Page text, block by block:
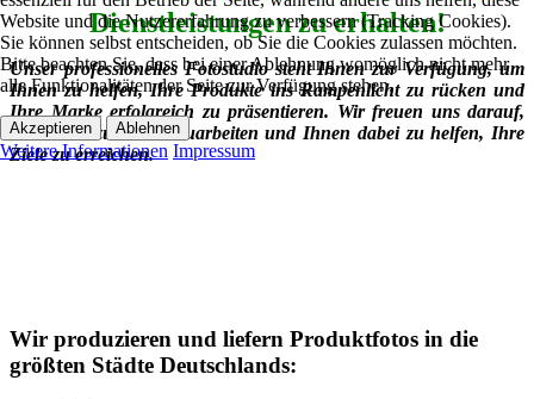
Dienstleistungen zu erhalten!
Unser professionelles Fotostudio steht Ihnen zur Verfügung, um
Ihnen zu helfen, Ihre Produkte ins Rampenlicht zu rücken und
Ihre Marke erfolgreich zu präsentieren. Wir freuen uns darauf,
mit Ihnen zusammenzuarbeiten und Ihnen dabei zu helfen, Ihre
Ziele zu erreichen.
Wir produzieren und liefern Produktfotos in die
größten Städte Deutschlands:
Website und die Nutzererfahrung zu verbessern (Tracking Cookies).
Sie können selbst entscheiden, ob Sie die Cookies zulassen möchten.
Bitte beachten Sie, dass bei einer Ablehnung womöglich nicht mehr
alle Funktionalitäten der Seite zur Verfügung stehen.
Akzeptieren Ablehnen
Weitere Informationen Impressum